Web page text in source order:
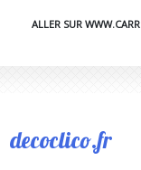
ALLER SUR
decoclico.fr